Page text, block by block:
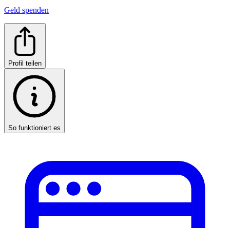
Geld spenden
Profil teilen
So funktioniert es